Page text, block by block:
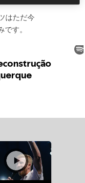
はただ今
す。